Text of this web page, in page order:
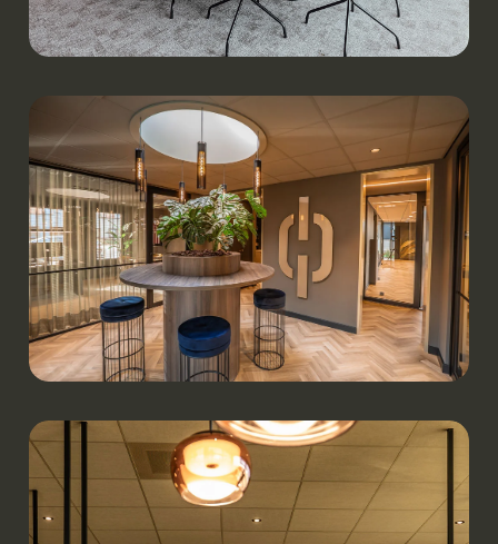
Werken.
Royal Berry | Bemmel
Werken.
De Ondernemings­waarde | Uden